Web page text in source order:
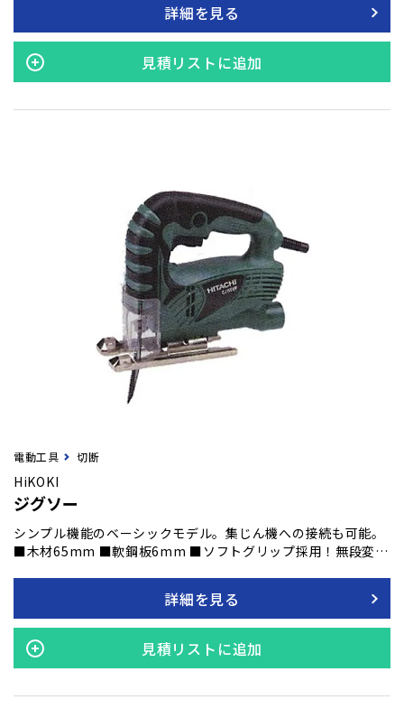
詳細を見る
見積リストに追加
電動工具 切断
HiKOKI
ジグソー
シンプル機能のベーシックモデル。集じん機への接続も可能。
■木材65mm ■軟鋼板6mm ■ソフトグリップ採用！無段変速
詳細を見る
見積リストに追加